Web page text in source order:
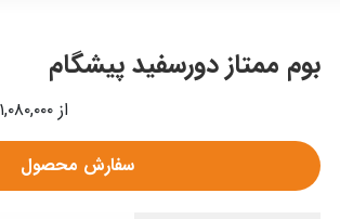
بوم ممتاز دورسفید پیشگام
از ۱,۰۸۰,۰۰۰ - ۲۷,۳۰۰,۰۰۰ ریال
سفارش محصول